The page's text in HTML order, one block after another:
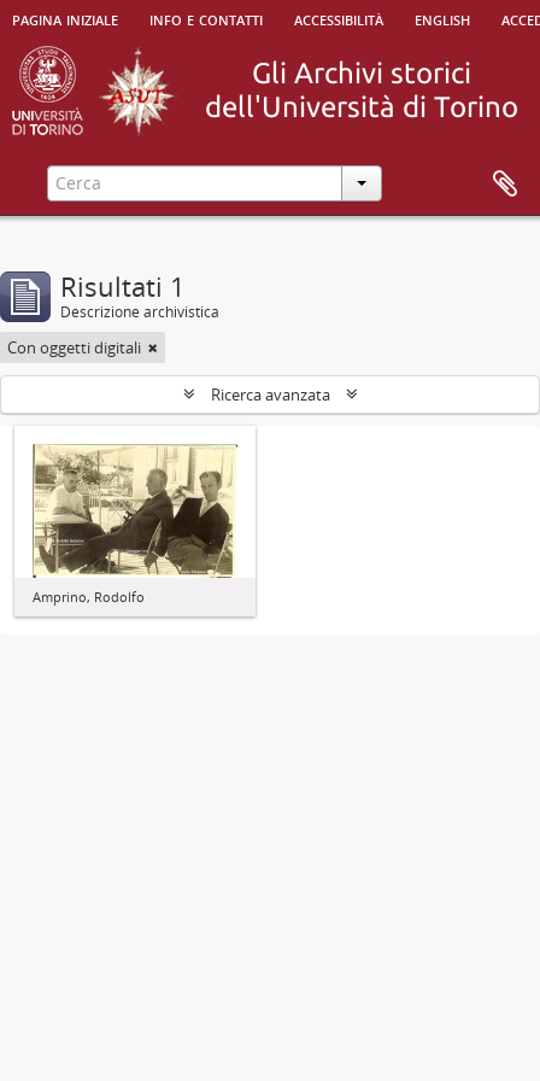
pagina iniziale info e contatti accessibilità english
Risultati 1
Descrizione archivistica
Con oggetti digitali
Ricerca avanzata
Amprino, Rodolfo